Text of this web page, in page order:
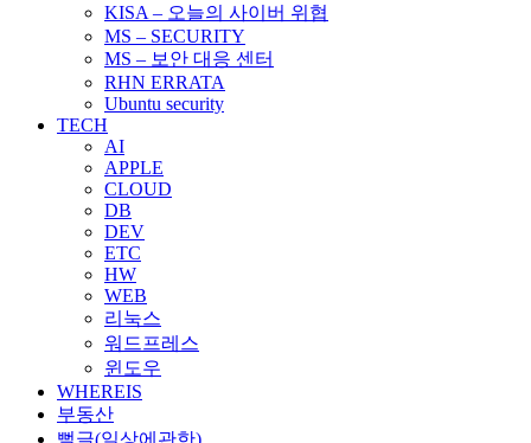
KISA – 오늘의 사이버 위협
MS – SECURITY
MS – 보안 대응 센터
RHN ERRATA
Ubuntu security
TECH
AI
APPLE
CLOUD
DB
DEV
ETC
HW
WEB
리눅스
워드프레스
윈도우
WHEREIS
부동산